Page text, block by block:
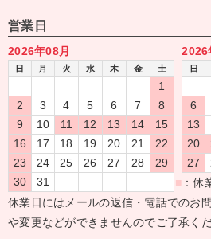
営業日
2026年08月
日 月 火 水 木 金 土
1
2
3 4 5 6 7
8
9
10 11 12 13 14
15
16
17 18 19 20 21
22
23
24 25 26 27 28
29
30
31
2026
日
6
13
20
27
■ ：休
休業日にはメールの返信・電話でのお
や変更などができませんのでご了承くだ